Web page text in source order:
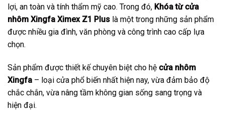
lợi, an toàn và tính thẩm mỹ cao. Trong đó, Khóa từ cửa
nhôm Xingfa Ximex Z1 Plus là một trong những sản phẩm
được nhiều gia đình, văn phòng và công trình cao cấp lựa
chọn.
Sản phẩm được thiết kế chuyên biệt cho hệ cửa nhôm
Xingfa – loại cửa phổ biến nhất hiện nay, vừa đảm bảo độ
chắc chắn, vừa nâng tầm không gian sống sang trọng và
hiện đại.